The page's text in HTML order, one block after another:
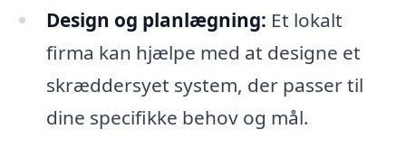
Design og planlægning: Et lokalt
firma kan hjælpe med at designe et
skræddersyet system, der passer til
dine specifikke behov og mål.